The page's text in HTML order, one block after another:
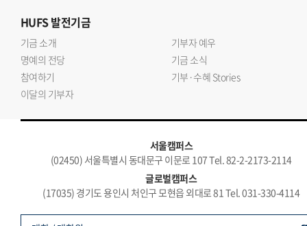
HUFS발전기금
기금 소개
기부자 예우
명예의 전당
기금 소식
참여하기
기부·수혜 Stories
이달의 기부자
서울캠퍼스
(02450) 서울특별시 동대문구 이문로 107 Tel. 82-2-2173-2114
글로벌캠퍼스
(17035) 경기도 용인시 처인구 모현읍 외대로 81 Tel. 031-330-4114